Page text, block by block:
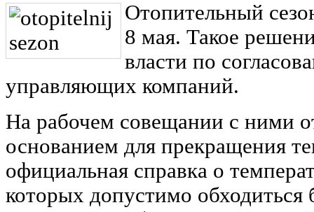
Отопительный
8 мая. Такое
власти по
управляющих компаний.
На рабочем совещании с ними
основанием для прекращения
официальная справка о
которых допустимо обходиться